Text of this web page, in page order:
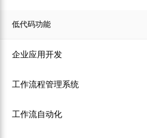
低代码功能
企业应用开发
工作流程管理系统
工作流自动化